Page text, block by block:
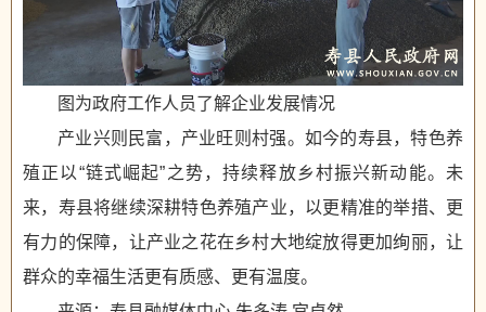
图为政府工作人员了解企业发展情况
产业兴则民富，产业旺则村强。如今的寿县，特色养
殖正以“链式崛起”之势，持续释放乡村振兴新动能。未
来，寿县将继续深耕特色养殖产业，以更精准的举措、更
有力的保障，让产业之花在乡村大地绽放得更加绚丽，让
群众的幸福生活更有质感、更有温度。